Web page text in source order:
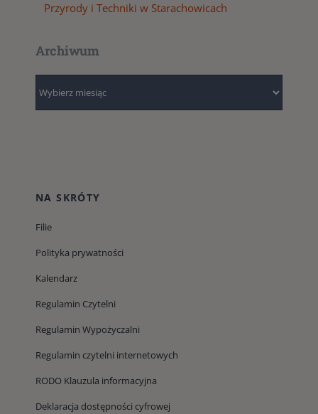
Przyrody i Techniki w Starachowicach
Archiwum
NA SKRÓTY
Filie
Polityka prywatności
Kalendarz
Regulamin Czytelni
Regulamin Wypożyczalni
Regulamin czytelni internetowych
RODO Klauzula informacyjna
Deklaracja dostępności cyfrowej